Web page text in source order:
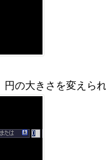
円の大きさを変えら